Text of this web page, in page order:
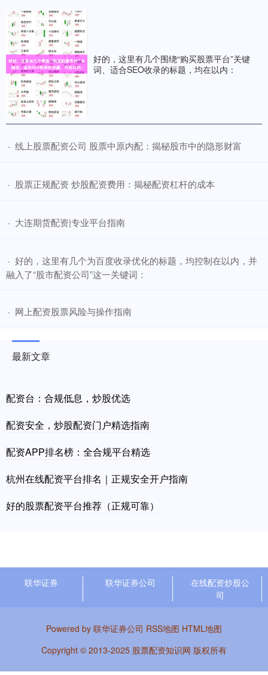
好的，这里有几个围绕“购买股票平台”关键
词、适合SEO收录的标题，均在以内：
· ​线上股票配资公司 股票中原内配：揭秘股市中的隐形财富
· ​股票正规配资 炒股配资费用：揭秘配资杠杆的成本
· ​大连期货配资|专业平台指南
· ​好的，这里有几个为百度收录优化的标题，均控制在以内，并
融入了“股市配资公司”这一关键词：
· ​网上配资股票风险与操作指南
最新文章
配资台：合规低息，炒股优选
配资安全，炒股配资门户精选指南
配资APP排名榜：全合规平台精选
杭州在线配资平台排名｜正规安全开户指南
好的股票配资平台推荐（正规可靠）
联华证券 联华证券公司
在线配资炒股公
司
Powered by 联华证券公司 RSS地图 HTML地图
Copyright © 2013-2025 股票配资知识网 版权所有